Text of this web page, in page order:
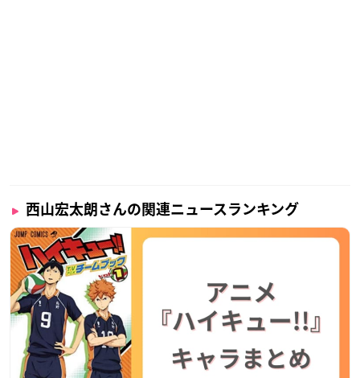
西山宏太朗さんの関連ニュースランキング